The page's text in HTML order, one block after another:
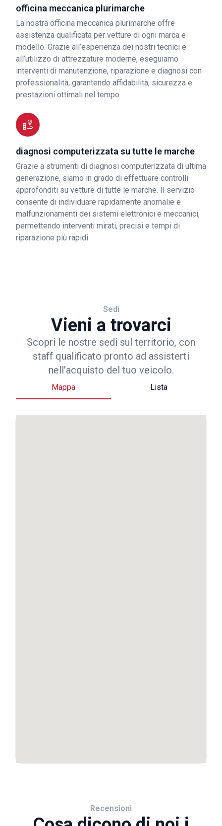
officina meccanica plurimarche
La nostra officina meccanica plurimarche offre
assistenza qualificata per vetture di ogni marca e
modello. Grazie all’esperienza dei nostri tecnici e
all’utilizzo di attrezzature moderne, eseguiamo
interventi di manutenzione, riparazione e diagnosi con
professionalità, garantendo affidabilità, sicurezza e
prestazioni ottimali nel tempo.
diagnosi computerizzata su tutte le marche
Grazie a strumenti di diagnosi computerizzata di ultima
generazione, siamo in grado di effettuare controlli
approfonditi su vetture di tutte le marche. Il servizio
consente di individuare rapidamente anomalie e
malfunzionamenti dei sistemi elettronici e meccanici,
permettendo interventi mirati, precisi e tempi di
riparazione più rapidi.
Sedi
Vieni a trovarci
Scopri le nostre sedi sul territorio, con
staff qualificato pronto ad assisterti
nell'acquisto del tuo veicolo.
Mappa Lista
Recensioni